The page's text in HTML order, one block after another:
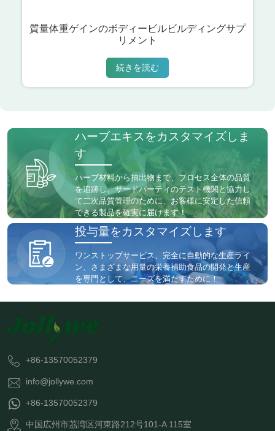
質量体重ゲインのボディービルビルディングサプ
リメント
続きを読む
ハーブエキスをカスタマイズしま
す
ハーブ材料から抽出物まで、プロセス全体の品質
を追跡し、サードパーティのテスト機関と協力し
て二次品質管理のために、お客様に安定した信頼
できる製品を確実に届けます！
投与量をカスタマイズします
ワンストップサービス、完全に自動的な生産ライ
ン、さまざまな用量の栄養補助食品の開発と生産
を専門として、ニーズを満たすために！
+86-13570052379
info@jollywe.com
+86-13570052379
中国広州市茘湾区河東路212号101-A 115室